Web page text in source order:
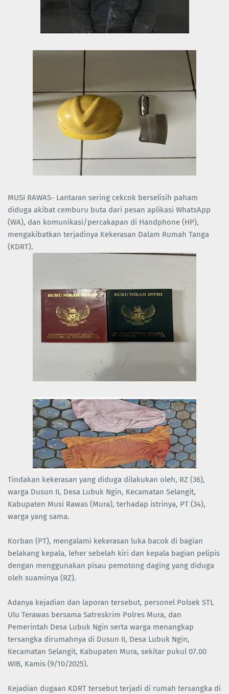
MUSI RAWAS- Lantaran sering cekcok berselisih paham
diduga akibat cemburu buta dari pesan aplikasi WhatsApp
(WA), dan komunikasi/percakapan di Handphone (HP),
mengakibatkan terjadinya Kekerasan Dalam Rumah Tanga
(KDRT).
Tindakan kekerasan yang diduga dilakukan oleh, RZ (36),
warga Dusun II, Desa Lubuk Ngin, Kecamatan Selangit,
Kabupaten Musi Rawas (Mura), terhadap istrinya, PT (34),
warga yang sama.
Korban (PT), mengalami kekerasan luka bacok di bagian
belakang kepala, leher sebelah kiri dan kepala bagian pelipis
dengan menggunakan pisau pemotong daging yang diduga
oleh suaminya (RZ).
Adanya kejadian dan laporan tersebut, personel Polsek STL
Ulu Terawas bersama Satreskrim Polres Mura, dan
Pemerintah Desa Lubuk Ngin serta warga menangkap
tersangka dirumahnya di Dusun II, Desa Lubuk Ngin,
Kecamatan Selangit, Kabupaten Mura, sekitar pukul 07.00
WIB, Kamis (9/10/2025).
Kejadian dugaan KDRT tersebut terjadi di rumah tersangka di